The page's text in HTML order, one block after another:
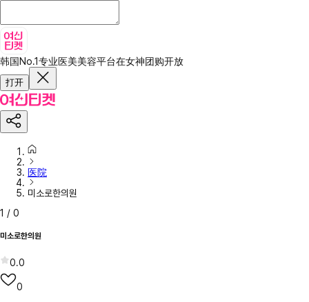
韩国No.1专业医美美容平台在女神团购开放
打开
医院
미소로한의원
1 / 0
미소로한의원
0.0
0